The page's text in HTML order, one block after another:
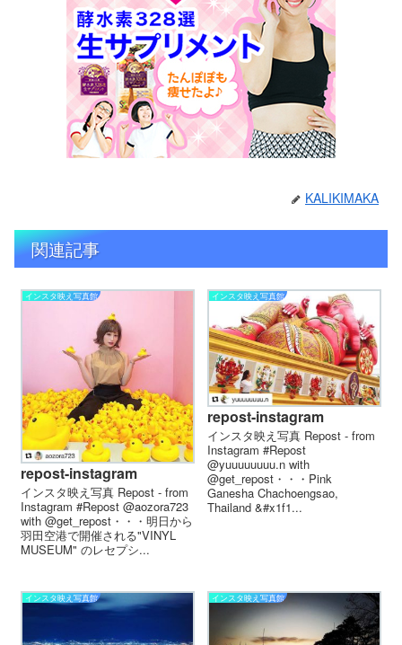
KALIKIMAKA
関連記事
インスタ映え写真館
repost-instagram
インスタ映え写真 Repost - from
Instagram #Repost @aozora723
with @get_repost・・・明日から
羽田空港で開催される"VINYL
MUSEUM" のレセプシ...
インスタ映え写真館
repost-instagram
インスタ映え写真 Repost - from
Instagram #Repost
@yuuuuuuuu.n with
@get_repost・・・Pink
Ganesha Chachoengsao,
Thailand &#x1f1...
インスタ映え写真館 インスタ映え写真館